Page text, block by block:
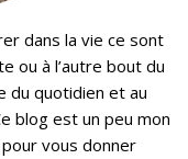
dans la vie ce sont
ou à l’autre bout du
du quotidien et au
blog est un peu mon
vous donner